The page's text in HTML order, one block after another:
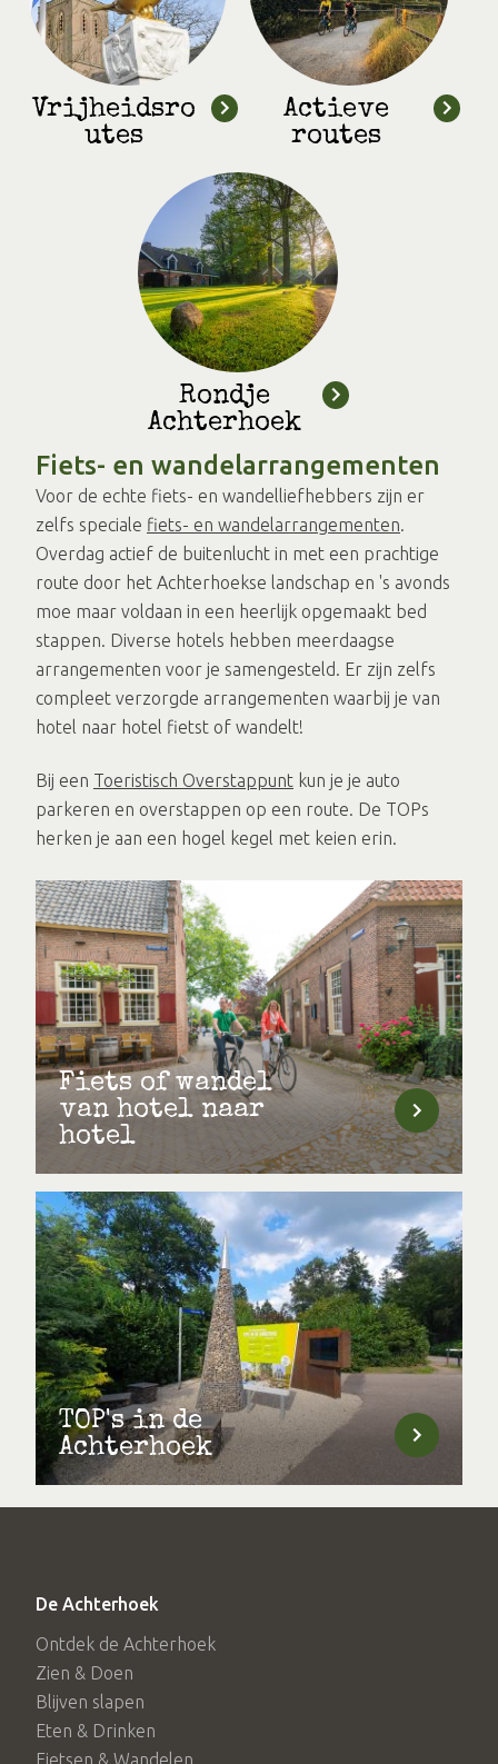
Vrijheidsro
utes
Actieve
routes
Rondje
Achterhoek
Fiets- en wandelarrangementen
Voor de echte fiets- en wandelliefhebbers zijn er
zelfs speciale fiets- en wandelarrangementen.
Overdag actief de buitenlucht in met een prachtige
route door het Achterhoekse landschap en 's avonds
moe maar voldaan in een heerlijk opgemaakt bed
stappen. Diverse hotels hebben meerdaagse
arrangementen voor je samengesteld. Er zijn zelfs
compleet verzorgde arrangementen waarbij je van
hotel naar hotel fietst of wandelt!
Bij een Toeristisch Overstappunt kun je je auto
parkeren en overstappen op een route. De TOPs
herken je aan een hogel kegel met keien erin.
Fiets of wandel
van hotel naar
hotel
TOP's in de
Achterhoek
De Achterhoek
Ontdek de Achterhoek
Zien & Doen
Blijven slapen
Eten & Drinken
Fietsen & Wandelen